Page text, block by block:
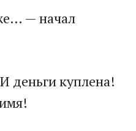
— начал
куплена!